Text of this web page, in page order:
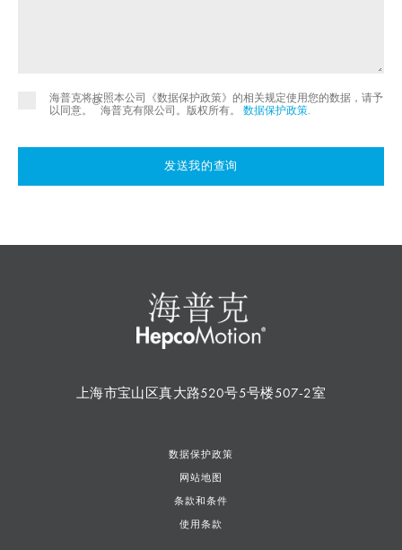
海普克将按照本公司《数据保护政策》的相关规定使用您的数据，请予
以同意。
©
海普克有限公司。版权所有。 数据保护政策.
发送我的查询
上海市宝山区真大路520号5号楼507-2室
数据保护政策
网站地图
条款和条件
使用条款